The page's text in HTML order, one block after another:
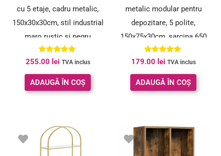
cu 5 etaje, cadru metalic,
150x30x30cm, stil industrial
maro rustic si negru
Evaluat la
5.00
din 5
255.00 lei TVA inclus
ADAUGĂ ÎN COȘ
metalic modular pentru
depozitare, 5 polite,
150x75x30cm, sarcina 650
kg, maro rustic
Evaluat la
5.00
din 5
179.00 lei TVA inclus
ADAUGĂ ÎN COȘ